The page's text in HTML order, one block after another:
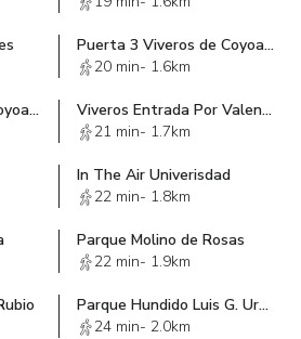
Puerta 3 Viveros de Coyoacan
20 min- 1.6km
Puerta 5 Viveros de Coyoacán/Orden 41
Viveros Entrada Por Valenzuela
21 min- 1.7km
In The Air Univerisdad
22 min- 1.8km
Parque Molino de Rosas
22 min- 1.9km
Parque Hundido Luis G. Urbina
24 min- 2.0km